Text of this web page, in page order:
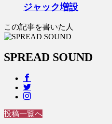
ジャック増設
この記事を書いた人
SPREAD SOUND
投稿一覧へ